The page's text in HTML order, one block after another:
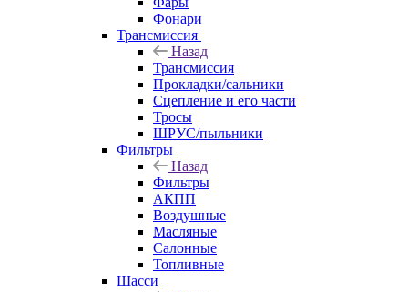
Фонари
Трансмиссия
Назад
Трансмиссия
Прокладки/сальники
Сцепление и его части
Тросы
ШРУС/пыльники
Фильтры
Назад
Фильтры
АКПП
Воздушные
Масляные
Салонные
Топливные
Шасси